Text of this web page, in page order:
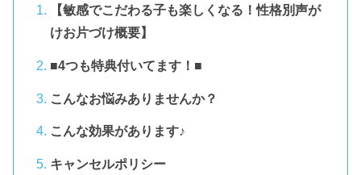
【敏感でこだわる子も楽しくなる！性格別声が
けお片づけ概要】
■4つも特典付いてます！■
こんなお悩みありませんか？
こんな効果があります♪
キャンセルポリシー